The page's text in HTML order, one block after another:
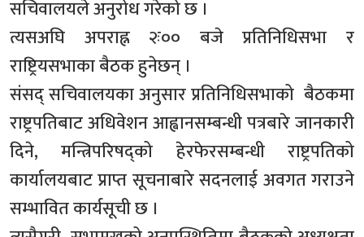
सचिवालयले अनुरोध गरेको छ ।
त्यसअघि अपराह्न २ः०० बजे प्रतिनिधिसभा र
राष्ट्रियसभाका बैठक हुनेछन् ।
संसद् सचिवालयका अनुसार प्रतिनिधिसभाको बैठकमा
राष्ट्रपतिबाट अधिवेशन आह्वानसम्बन्धी पत्रबारे जानकारी
दिने, मन्त्रिपरिषद्को हेरफेरसम्बन्धी राष्ट्रपतिको
कार्यालयबाट प्राप्त सूचनाबारे सदनलाई अवगत गराउने
सम्भावित कार्यसूची छ ।